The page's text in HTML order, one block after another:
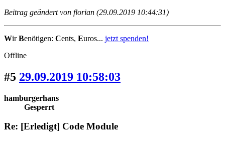
Beitrag geändert von florian (29.09.2019 10:44:31)
WirBenötigen: Cents, Euros... jetzt spenden!
Offline
#5 29.09.2019 10:58:03
hamburgerhans
Gesperrt
Re: [Erledigt] Code Module